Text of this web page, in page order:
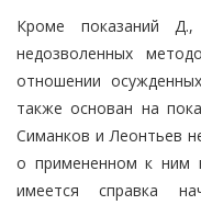
Кроме показаний
недозволенных
отношении
также основан на
Симанков и Леонтьев
о примененном к ним
имеется справка